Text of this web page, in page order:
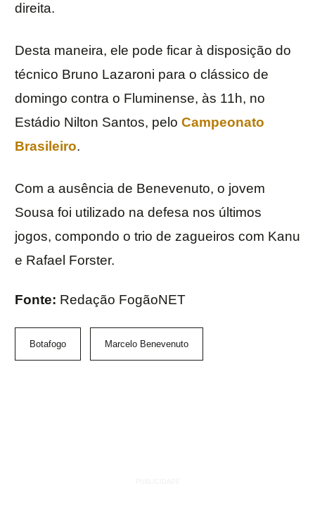
direita.
Desta maneira, ele pode ficar à disposição do
técnico Bruno Lazaroni para o clássico de
domingo contra o Fluminense, às 11h, no
Estádio Nilton Santos, pelo Campeonato
Brasileiro.
Com a ausência de Benevenuto, o jovem
Sousa foi utilizado na defesa nos últimos
jogos, compondo o trio de zagueiros com Kanu
e Rafael Forster.
Fonte: Redação FogãoNET
Botafogo Marcelo Benevenuto